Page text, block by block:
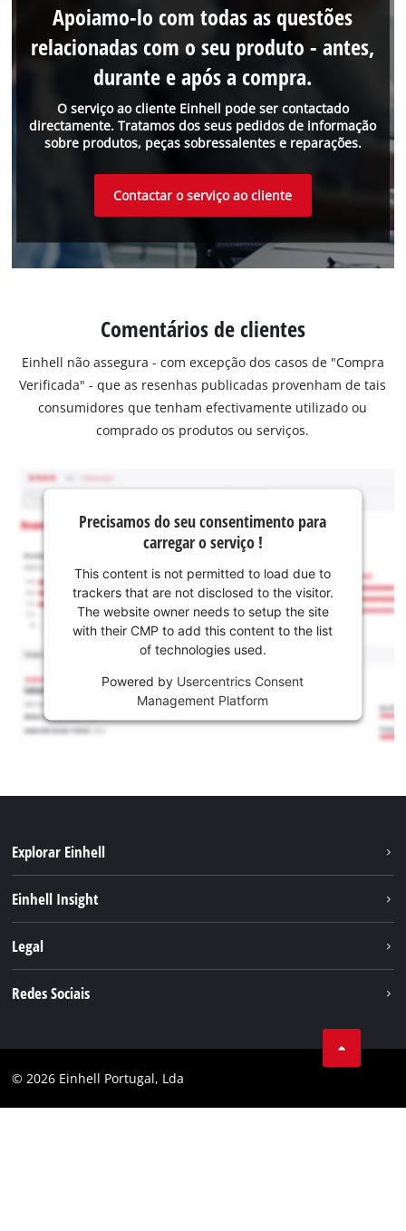
O serviço ao cliente Einhell pode ser contactado
directamente. Tratamos dos seus pedidos de informação
sobre produtos, peças sobressalentes e reparações.
Apoiamo-lo com todas as questões
relacionadas com o seu produto - antes,
durante e após a compra.
Contactar o serviço ao cliente
Comentários de clientes
Einhell não assegura - com excepção dos casos de "Compra
Verificada" - que as resenhas publicadas provenham de tais
consumidores que tenham efectivamente utilizado ou
comprado os produtos ou serviços.
Precisamos do seu consentimento para
carregar o serviço !
This content is not permitted to load due to
trackers that are not disclosed to the visitor.
The website owner needs to setup the site
with their CMP to add this content to the list
of technologies used.
Powered by Usercentrics Consent
Management Platform
Explorar Einhell
Serviço
Einhell Insight
Carreira
Legal
Conformidade
Redes Sociais
Instagram
© 2026 Einhell Portugal, Lda